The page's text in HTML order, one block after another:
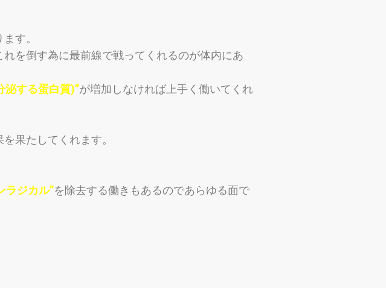
す。
を倒す為に最前線で戦ってくれるのが体内にあ
泌する蛋白質)”が増加しなければ上手く働いてくれ
果たしてくれます。
ラジカル”を除去する働きもあるのであらゆる面で